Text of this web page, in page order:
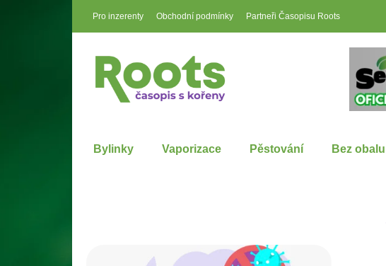
Pro inzerenty Obchodní podmínky Partneři Časopisu Roots
Bylinky Vaporizace Pěstování Bez obalu